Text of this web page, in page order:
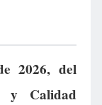
2026, del
y Calidad